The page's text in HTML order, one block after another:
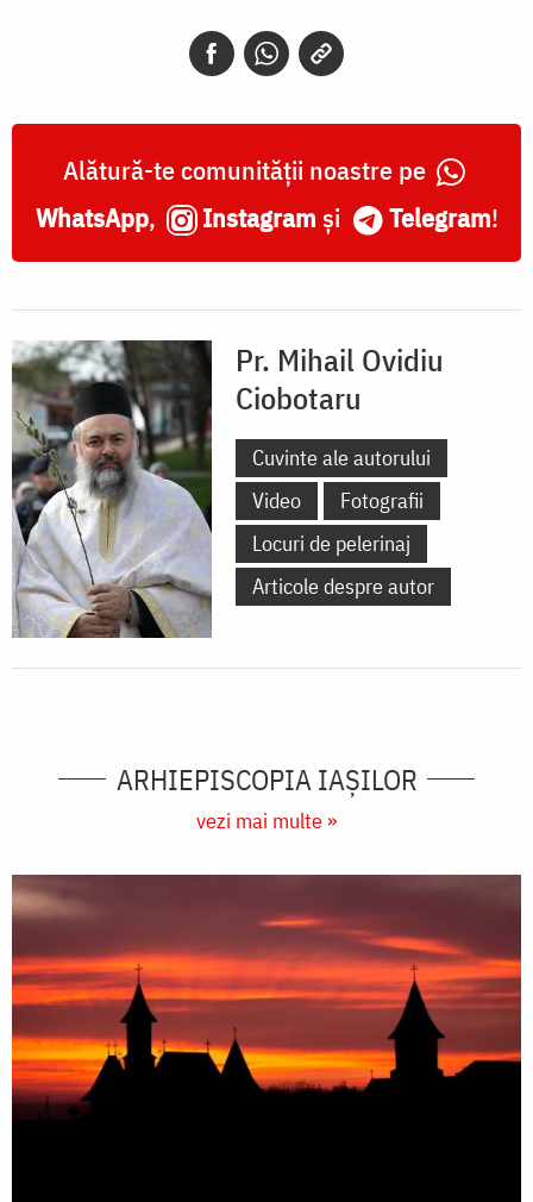
Alătură-te comunității noastre pe
WhatsApp, Instagram și Telegram!
Pr. Mihail Ovidiu
Ciobotaru
Cuvinte ale autorului
Video
Fotografii
Locuri de pelerinaj
Articole despre autor
ARHIEPISCOPIA IAŞILOR
vezi mai multe »